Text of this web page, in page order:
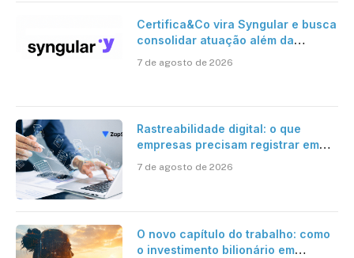
Certifica&Co vira Syngular e busca
consolidar atuação além da
7 de agosto de 2026
Rastreabilidade digital: o que
empresas precisam registrar em
jornadas digitais?
7 de agosto de 2026
O novo capítulo do trabalho: como
o investimento bilionário em